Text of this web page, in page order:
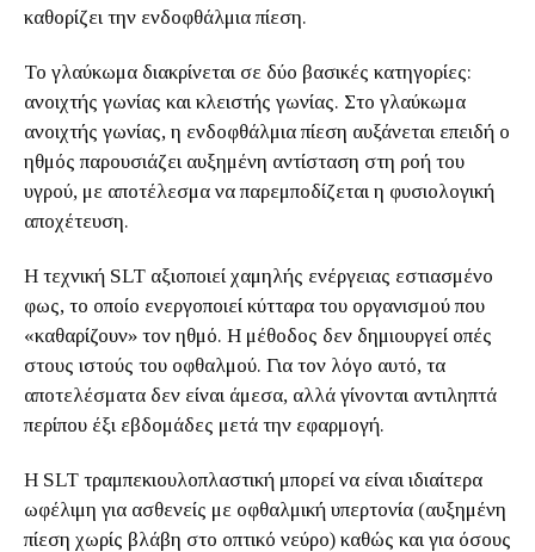
καθορίζει την ενδοφθάλμια πίεση.
Το γλαύκωμα διακρίνεται σε δύο βασικές κατηγορίες:
ανοιχτής γωνίας και κλειστής γωνίας. Στο γλαύκωμα
ανοιχτής γωνίας, η ενδοφθάλμια πίεση αυξάνεται επειδή ο
ηθμός παρουσιάζει αυξημένη αντίσταση στη ροή του
υγρού, με αποτέλεσμα να παρεμποδίζεται η φυσιολογική
αποχέτευση.
Η τεχνική SLT αξιοποιεί χαμηλής ενέργειας εστιασμένο
φως, το οποίο ενεργοποιεί κύτταρα του οργανισμού που
«καθαρίζουν» τον ηθμό. Η μέθοδος δεν δημιουργεί οπές
στους ιστούς του οφθαλμού. Για τον λόγο αυτό, τα
αποτελέσματα δεν είναι άμεσα, αλλά γίνονται αντιληπτά
περίπου έξι εβδομάδες μετά την εφαρμογή.
Η SLT τραμπεκιουλοπλαστική μπορεί να είναι ιδιαίτερα
ωφέλιμη για ασθενείς με οφθαλμική υπερτονία (αυξημένη
πίεση χωρίς βλάβη στο οπτικό νεύρο) καθώς και για όσους